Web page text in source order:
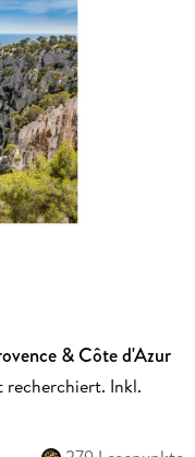
& Côte d'Azur
recherchiert. Inkl.